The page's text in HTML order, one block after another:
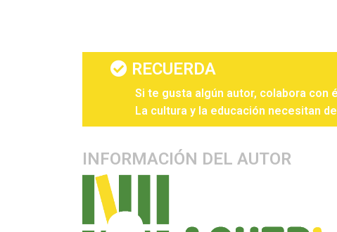
RECUERDA
Si te gusta algún autor, colabora con
La cultura y la educación necesitan
INFORMACIÓN DEL AUTOR